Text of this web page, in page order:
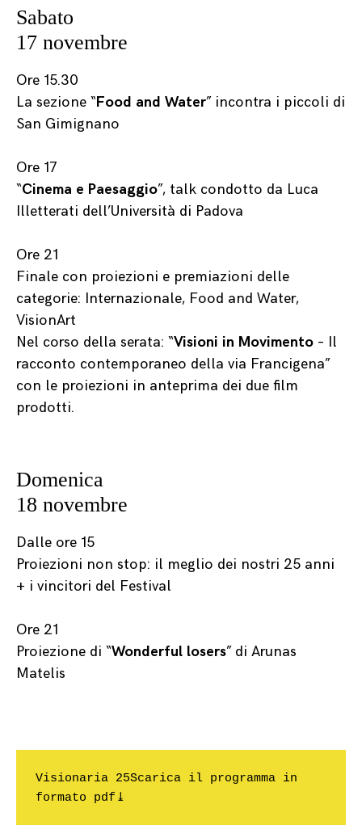
Sabato
17 novembre
Ore 15.30
La sezione “Food and Water” incontra i piccoli di
San Gimignano
Ore 17
“Cinema e Paesaggio”, talk condotto da Luca
Illetterati dell’Università di Padova
Ore 21
Finale con proiezioni e premiazioni delle
categorie: Internazionale, Food and Water,
VisionArt
Nel corso della serata: “Visioni in Movimento – Il
racconto contemporaneo della via Francigena”
con le proiezioni in anteprima dei due film
prodotti.
Domenica
18 novembre
Dalle ore 15
Proiezioni non stop: il meglio dei nostri 25 anni
+ i vincitori del Festival
Ore 21
Proiezione di “Wonderful losers” di Arunas
Matelis
Visionaria 25Scarica il programma in
formato pdf⤓